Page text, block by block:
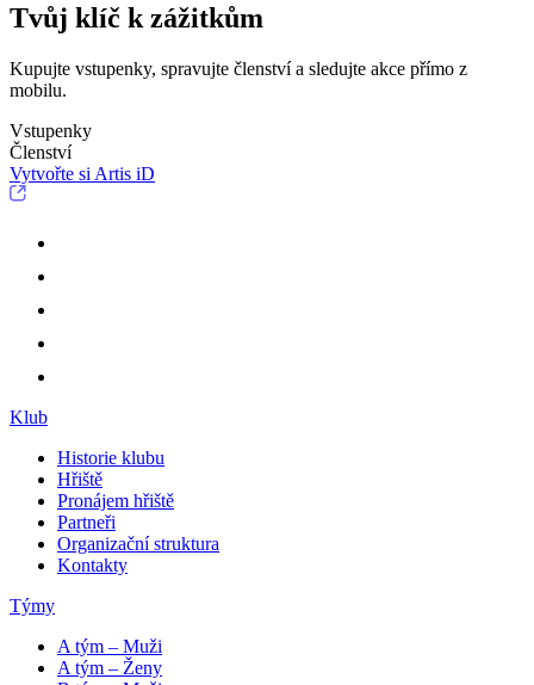
Tvůj klíč k zážitkům
Kupujte vstupenky, spravujte členství a sledujte akce přímo z
mobilu.
Vstupenky
Členství
Vytvořte si Artis iD
Klub
Historie klubu
Hřiště
Pronájem hřiště
Partneři
Organizační struktura
Kontakty
Týmy
A tým – Muži
A tým – Ženy